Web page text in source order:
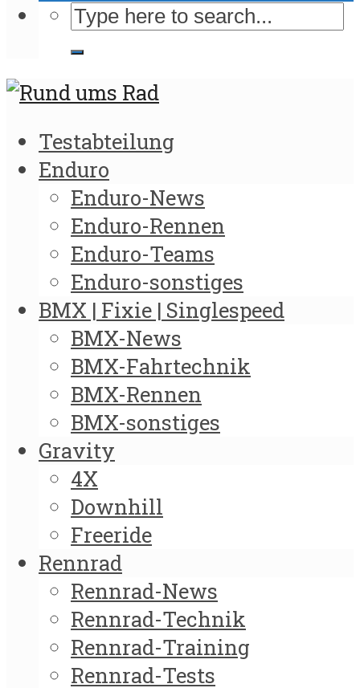
Testabteilung
Enduro
Enduro-News
Enduro-Rennen
Enduro-Teams
Enduro-sonstiges
BMX | Fixie | Singlespeed
BMX-News
BMX-Fahrtechnik
BMX-Rennen
BMX-sonstiges
Gravity
4X
Downhill
Freeride
Rennrad
Rennrad-News
Rennrad-Technik
Rennrad-Training
Rennrad-Tests